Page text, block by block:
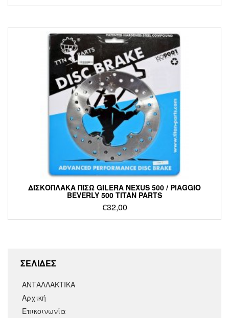
ΔΙΣΚΟΠΛΑΚΑ ΠΙΣΩ GILERA NEXUS 500 / PIAGGIO
BEVERLY 500 TITAN PARTS
€32,00
ΣΕΛΙΔΕΣ
ΑΝΤΑΛΛΑΚΤΙΚΑ
Αρχική
Επικοινωνία